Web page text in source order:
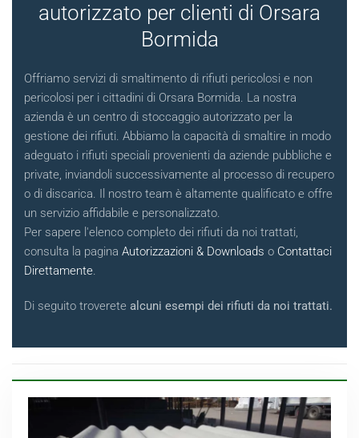
autorizzato per clienti di Orsara
Bormida
Offriamo servizi di smaltimento di rifiuti pericolosi e non
pericolosi per i cittadini di Orsara Bormida. La nostra
azienda è un centro di stoccaggio autorizzato per la
gestione dei rifiuti. Abbiamo la capacità di smaltire in modo
adeguato i rifiuti speciali provenienti da aziende pubbliche e
private, inviandoli successivamente al processo di recupero
o di discarica. Il nostro team è altamente qualificato e offre
un servizio affidabile e personalizzato.
Per sapere l'elenco completo dei rifiuti da noi trattati,
consulta la pagina Autorizzazioni & Downloads o Contattaci
Direttamente.
Di seguito troverete alcuni esempi dei rifiuti da noi trattati.